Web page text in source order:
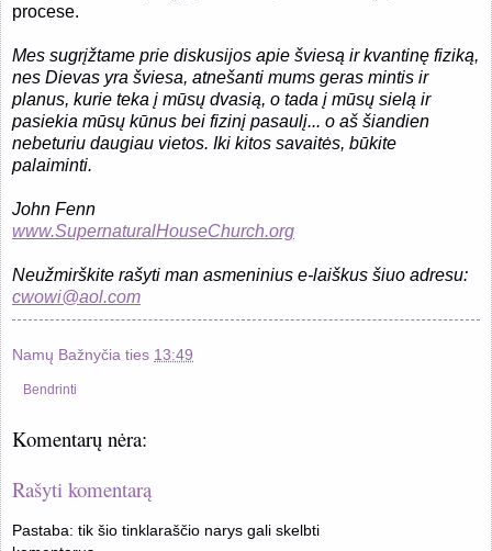
procese.
Mes sugrįžtame prie diskusijos apie šviesą ir kvantinę fiziką,
nes Dievas yra šviesa, atnešanti mums geras mintis ir
planus, kurie teka į mūsų dvasią, o tada į mūsų sielą ir
pasiekia mūsų kūnus bei fizinį pasaulį... o aš šiandien
nebeturiu daugiau vietos. Iki kitos savaitės, būkite
palaiminti.
John Fenn
www.SupernaturalHouseChurch.org
Neužmirškite rašyti man asmeninius e-laiškus šiuo adresu:
cwowi@aol.com
Namų Bažnyčia ties 13:49
Bendrinti
Komentarų nėra:
Rašyti komentarą
Pastaba: tik šio tinklaraščio narys gali skelbti